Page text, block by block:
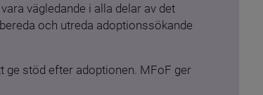
vägledande i alla delar av det
och utreda adoptionssökande
ge stöd efter adoptionen. MFoF ger